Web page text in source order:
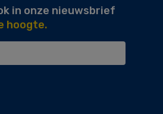
in onze nieuwsbrief
hoogte.